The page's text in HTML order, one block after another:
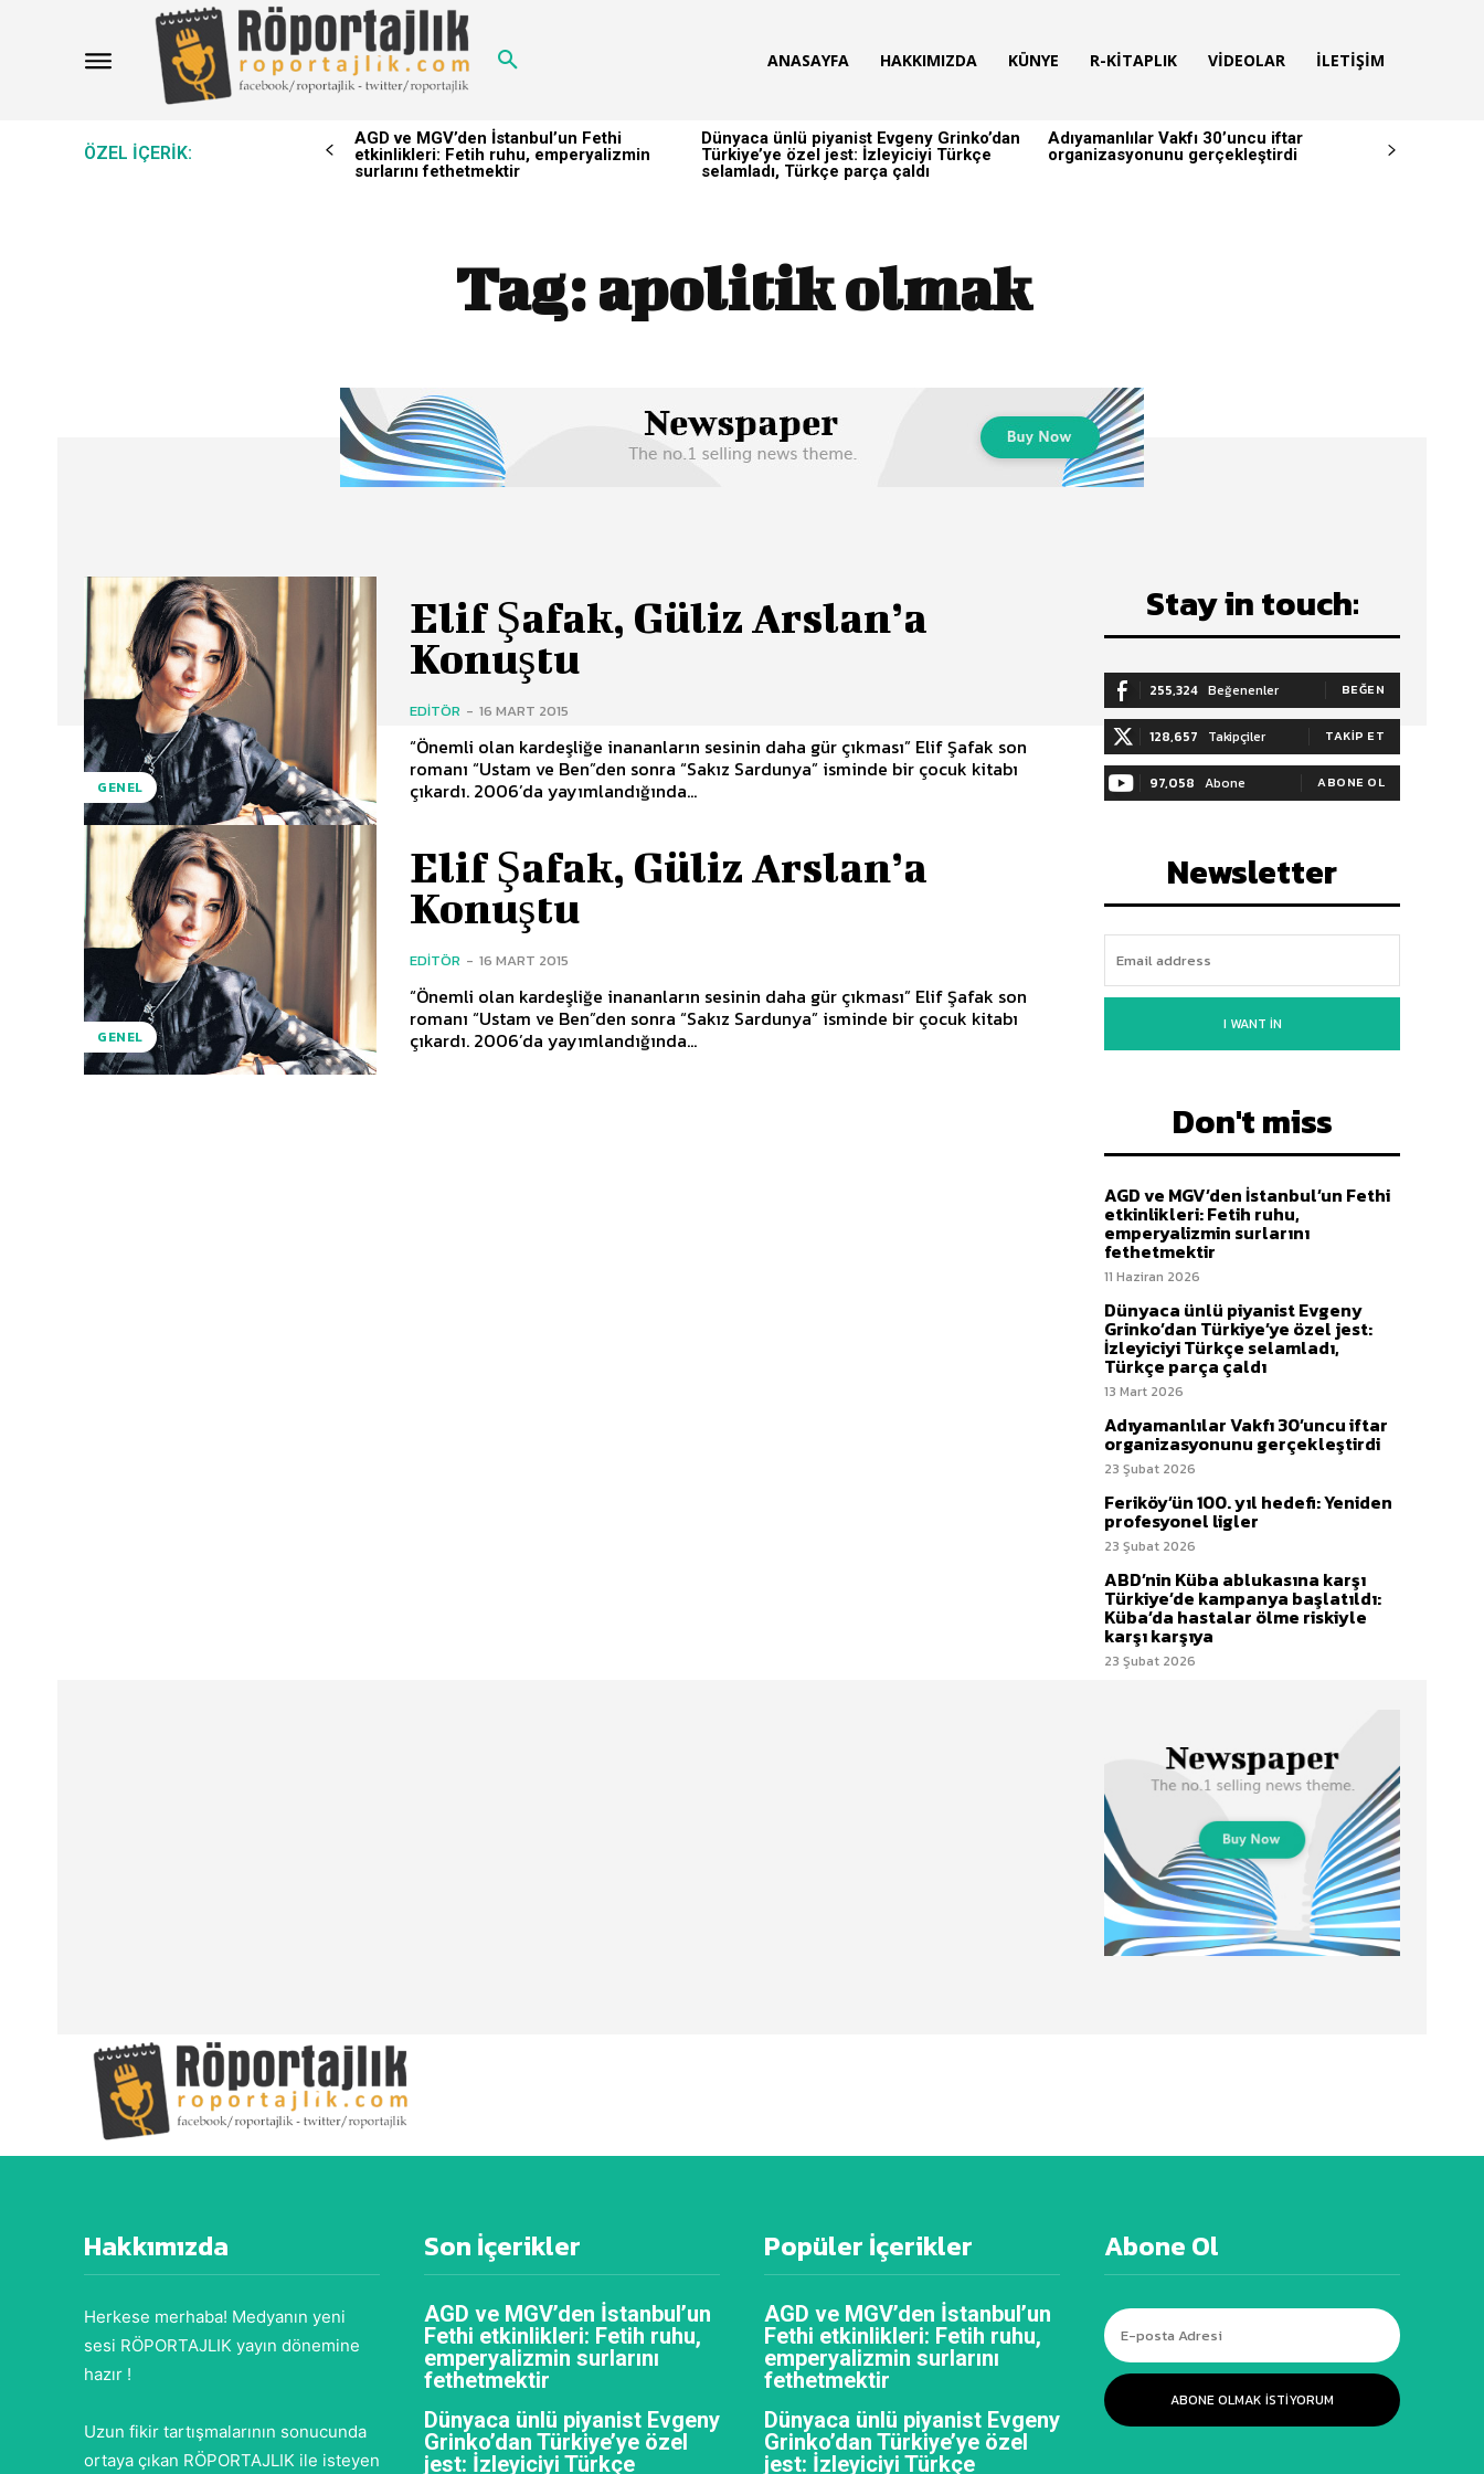
ANASAYFA HAKKIMIZDA KÜNYE R-KITAPLIK VIDEOLAR İLETIŞIM
ÖZEL IÇERIK:
AGD ve MGV’den İstanbul’un Fethi
etkinlikleri: Fetih ruhu, emperyalizmin
surlarını fethetmektir
Dünyaca ünlü piyanist Evgeny Grinko’dan
Türkiye’ye özel jest: İzleyiciyi Türkçe
selamladı, Türkçe parça çaldı
Adıyamanlılar Vakfı 30’uncu iftar
organizasyonunu gerçekleştirdi
Tag:apolitik olmak
GENEL
Elif Şafak, Güliz Arslan’a
Konuştu
EDITÖR - 16 MART 2015
“Önemli olan kardeşliğe inananların sesinin daha gür çıkması” Elif Şafak son
romanı “Ustam ve Ben”den sonra “Sakız Sardunya” isminde bir çocuk kitabı
çıkardı. 2006’da yayımlandığında...
GENEL
Elif Şafak, Güliz Arslan’a
Konuştu
EDITÖR - 16 MART 2015
“Önemli olan kardeşliğe inananların sesinin daha gür çıkması” Elif Şafak son
romanı “Ustam ve Ben”den sonra “Sakız Sardunya” isminde bir çocuk kitabı
çıkardı. 2006’da yayımlandığında...
Stay in touch:
255,324 Beğenenler BEĞEN
128,657 Takipçiler TAKIP ET
97,058 Abone ABONE OL
Newsletter
I WANT IN
Don't miss
AGD ve MGV’den İstanbul’un Fethi
etkinlikleri: Fetih ruhu,
emperyalizmin surlarını
fethetmektir
11 Haziran 2026
Dünyaca ünlü piyanist Evgeny
Grinko’dan Türkiye’ye özel jest:
İzleyiciyi Türkçe selamladı,
Türkçe parça çaldı
13 Mart 2026
Adıyamanlılar Vakfı 30’uncu iftar
organizasyonunu gerçekleştirdi
23 Şubat 2026
Feriköy’ün 100. yıl hedefi: Yeniden
profesyonel ligler
23 Şubat 2026
ABD’nin Küba ablukasına karşı
Türkiye’de kampanya başlatıldı:
Küba’da hastalar ölme riskiyle
karşı karşıya
23 Şubat 2026
Hakkımızda
Herkese merhaba! Medyanın yeni
sesi RÖPORTAJLIK yayın dönemine
hazır !
Uzun fikir tartışmalarının sonucunda
ortaya çıkan RÖPORTAJLIK ile isteyen
Son İçerikler
AGD ve MGV’den İstanbul’un
Fethi etkinlikleri: Fetih ruhu,
emperyalizmin surlarını
fethetmektir
Dünyaca ünlü piyanist Evgeny
Grinko’dan Türkiye’ye özel
jest: İzleyiciyi Türkçe
Popüler İçerikler
AGD ve MGV’den İstanbul’un
Fethi etkinlikleri: Fetih ruhu,
emperyalizmin surlarını
fethetmektir
Dünyaca ünlü piyanist Evgeny
Grinko’dan Türkiye’ye özel
jest: İzleyiciyi Türkçe
Abone Ol
ABONE OLMAK ISTIYORUM